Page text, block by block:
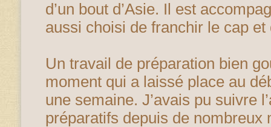
d’un bout d’Asie. Il est
aussi choisi de franchir le cap
Un travail de préparation bien
moment qui a laissé place au
une semaine. J’avais pu suivre
préparatifs depuis de nombreux